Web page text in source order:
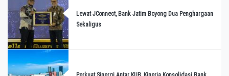
Lewat JConnect, Bank Jatim Boyong Dua Penghargaan
Sekaligus